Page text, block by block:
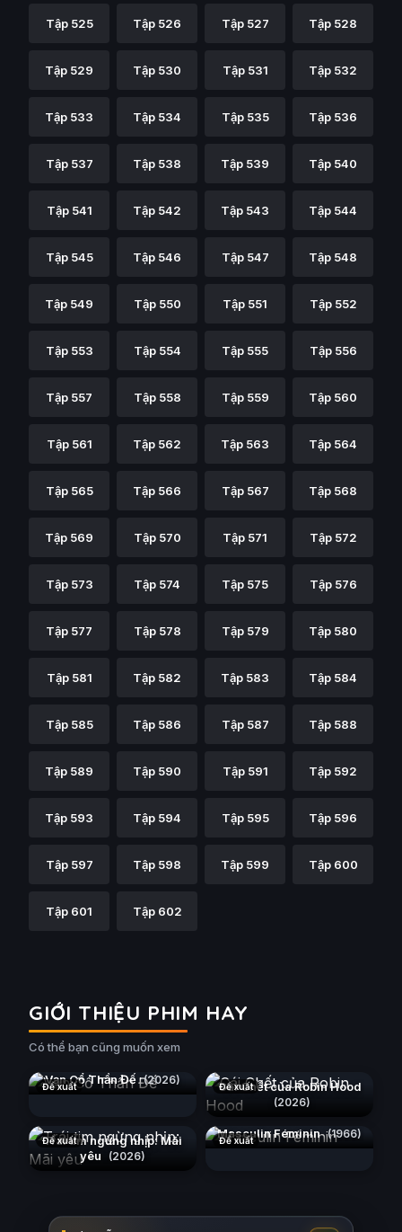
Tập 525 Tập 526 Tập 527 Tập 528
Tập 529 Tập 530 Tập 531 Tập 532
Tập 533 Tập 534 Tập 535 Tập 536
Tập 537 Tập 538 Tập 539 Tập 540
Tập 541 Tập 542 Tập 543 Tập 544
Tập 545 Tập 546 Tập 547 Tập 548
Tập 549 Tập 550 Tập 551 Tập 552
Tập 553 Tập 554 Tập 555 Tập 556
Tập 557 Tập 558 Tập 559 Tập 560
Tập 561 Tập 562 Tập 563 Tập 564
Tập 565 Tập 566 Tập 567 Tập 568
Tập 569 Tập 570 Tập 571 Tập 572
Tập 573 Tập 574 Tập 575 Tập 576
Tập 577 Tập 578 Tập 579 Tập 580
Tập 581 Tập 582 Tập 583 Tập 584
Tập 585 Tập 586 Tập 587 Tập 588
Tập 589 Tập 590 Tập 591 Tập 592
Tập 593 Tập 594 Tập 595 Tập 596
Tập 597 Tập 598 Tập 599 Tập 600
Tập 601 Tập 602
GIỚI THIỆU PHIM HAY
Có thể bạn cũng muốn xem
Đề xuất
Vạn Cổ Thần Đế (2026) Đề xuất
Cái Chết của Robin Hood
(2026)
Đề xuất
Trái tim ngừng nhịp: Mãi
yêu
(2026)
Đề xuất
Masculin Féminin (1966)